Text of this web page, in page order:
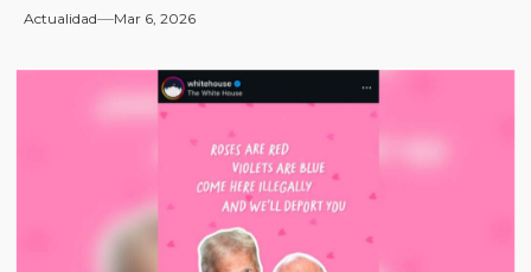
Actualidad Mar 6, 2026